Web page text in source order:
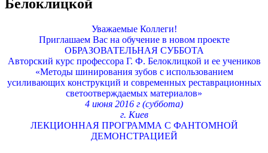
Белоклицкой
Уважаемые Коллеги!
Приглашаем Вас на обучение в новом проекте
ОБРАЗОВАТЕЛЬНАЯ СУББОТА
Авторский курс профессора Г. Ф. Белоклицкой и ее учеников
«Методы шинирования зубов с использованием
усиливающих конструкций и современных реставрационных
светоотверждаемых материалов»
4 июня 2016 г (суббота)
г. Киев
ЛЕКЦИОННАЯ ПРОГРАММА С ФАНТОМНОЙ
ДЕМОНСТРАЦИЕЙ